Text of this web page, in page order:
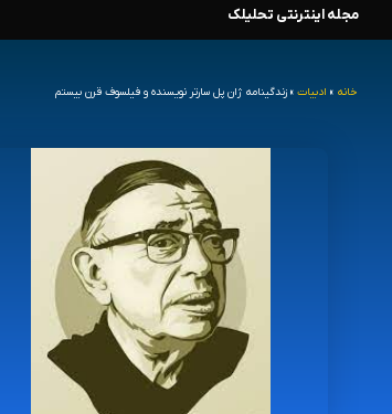
محتوا
مجله اینترنتی تحلیلک
خانه » ادبیات » زندگینامه ژان پل سارتر نویسنده و فیلسوف قرن بیستم